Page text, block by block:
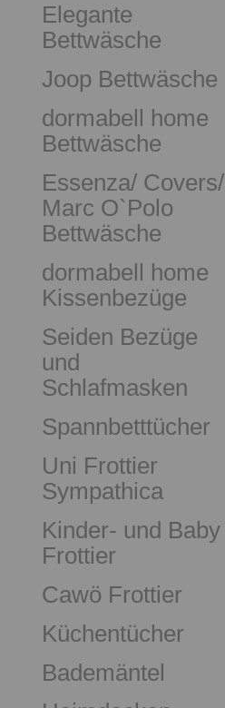
Elegante
Bettwäsche
Joop Bettwäsche
dormabell home
Bettwäsche
Essenza/ Covers/
Marc O`Polo
Bettwäsche
dormabell home
Kissenbezüge
Seiden Bezüge
und
Schlafmasken
Spannbetttücher
Uni Frottier
Sympathica
Kinder- und Baby
Frottier
Cawö Frottier
Küchentücher
Bademäntel